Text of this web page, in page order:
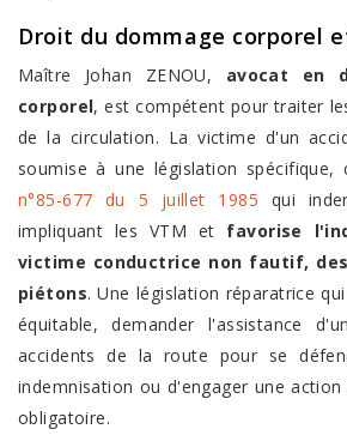
Droit du dommage corporel
Maître Johan ZENOU, avocat en
corporel, est compétent pour traiter
de la circulation. La victime d'un
soumise à une législation spécifique,
n°85-677 du 5 juillet 1985 qui
impliquant les VTM et favorise
victime conductrice non fautif,
piétons. Une législation réparatrice
équitable, demander l'assistance
accidents de la route pour se
indemnisation ou d'engager une
obligatoire.